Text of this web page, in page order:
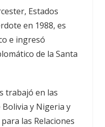
Estados
en 1988, es
e ingresó
de la Santa
trabajó en las
y Nigeria y
las Relaciones